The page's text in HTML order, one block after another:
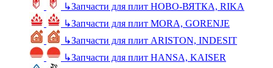
↳Запчасти для плит НОВО-ВЯТКА, RIKA
↳Запчасти для плит MORA, GORENJE
↳Запчасти для плит ARISTON, INDESIT
↳Запчасти для плит HANSA, KAISER